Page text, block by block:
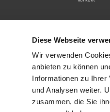
Diese Webseite
Wir verwenden
anbieten zu können
Informationen zu Ihrer
und Analysen weiter.
zusammen, die Sie